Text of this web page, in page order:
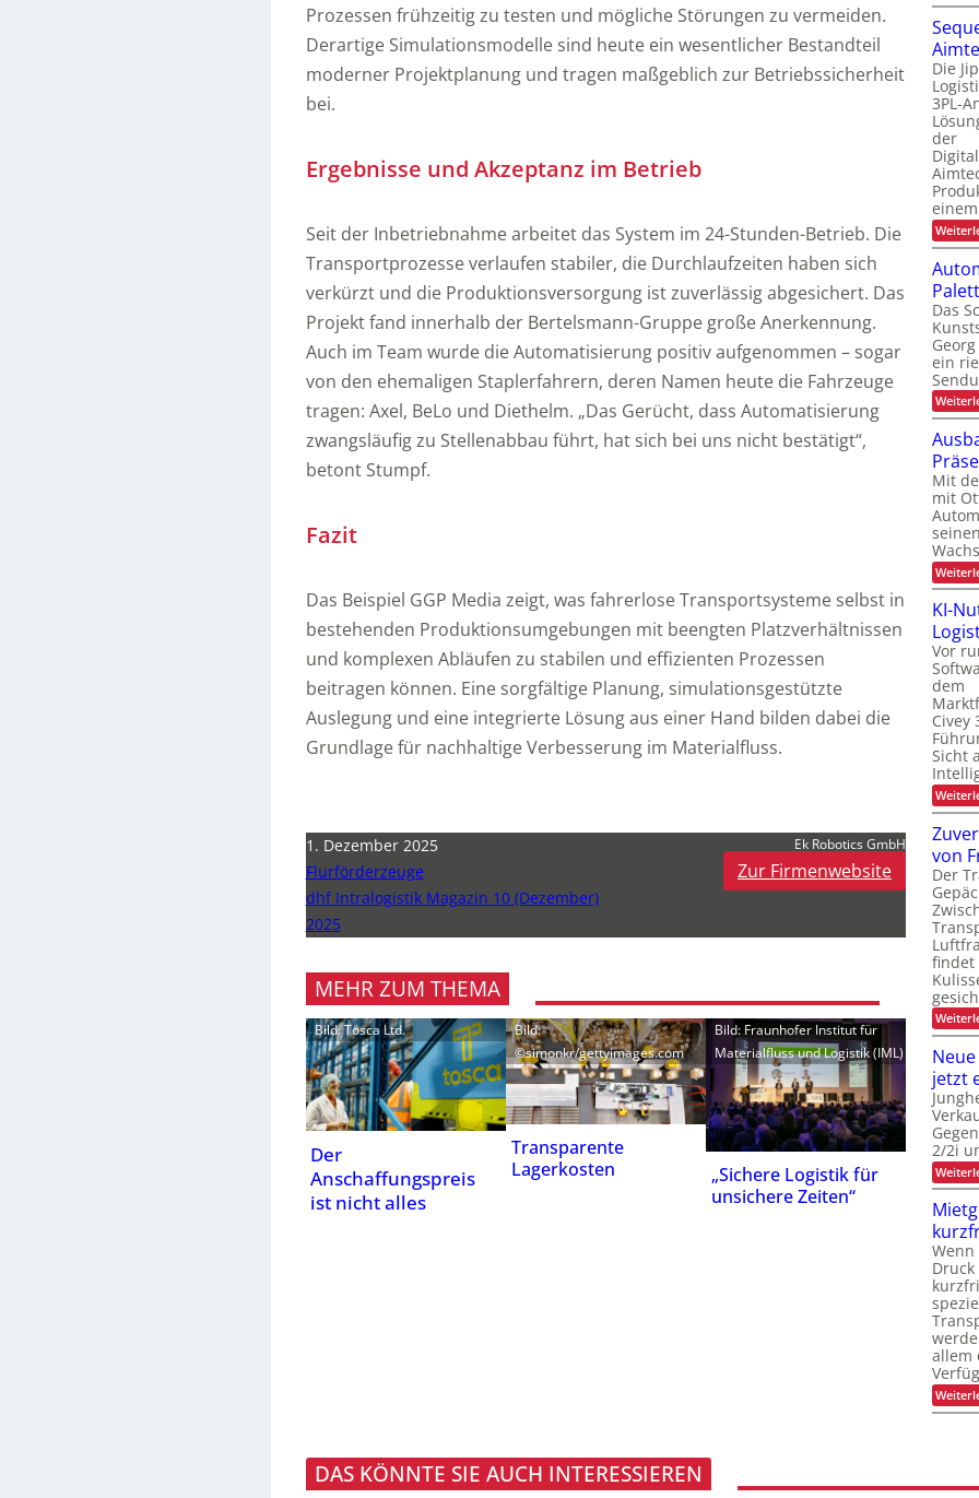
Prozessen frühzeitig zu testen und mögliche Störungen zu vermeiden.
Derartige Simulationsmodelle sind heute ein wesentlicher Bestandteil
moderner Projektplanung und tragen maßgeblich zur Betriebssicherheit
bei.
Ergebnisse und Akzeptanz im Betrieb
Seit der Inbetriebnahme arbeitet das System im 24-Stunden-Betrieb. Die
Transportprozesse verlaufen stabiler, die Durchlaufzeiten haben sich
verkürzt und die Produktionsversorgung ist zuverlässig abgesichert. Das
Projekt fand innerhalb der Bertelsmann-Gruppe große Anerkennung.
Auch im Team wurde die Automatisierung positiv aufgenommen – sogar
von den ehemaligen Staplerfahrern, deren Namen heute die Fahrzeuge
tragen: Axel, BeLo und Diethelm. „Das Gerücht, dass Automatisierung
zwangsläufig zu Stellenabbau führt, hat sich bei uns nicht bestätigt“,
betont Stumpf.
Fazit
Das Beispiel GGP Media zeigt, was fahrerlose Transportsysteme selbst in
bestehenden Produktionsumgebungen mit beengten Platzverhältnissen
und komplexen Abläufen zu stabilen und effizienten Prozessen
beitragen können. Eine sorgfältige Planung, simulationsgestützte
Auslegung und eine integrierte Lösung aus einer Hand bilden dabei die
Grundlage für nachhaltige Verbesserung im Materialfluss.
1. Dezember 2025
Flurförderzeuge
dhf Intralogistik Magazin 10 (Dezember)
2025
Ek Robotics GmbH
Zur Firmenwebsite
MEHR ZUM THEMA
Bild: Tosca Ltd.
Der
Anschaffungspreis
ist nicht alles
Bild:
©simonkr/gettyimages.com
Transparente
Lagerkosten
Bild: Fraunhofer Institut für
Materialfluss und Logistik (IML)
„Sichere Logistik für
unsichere Zeiten“
Die
3PL-
der
Das
ein
Mit
mit
KI-
Vor
dem
Civey
Sicht
von
Der
findet
jetzt
2/2i
allem
DAS KÖNNTE SIE AUCH INTERESSIEREN